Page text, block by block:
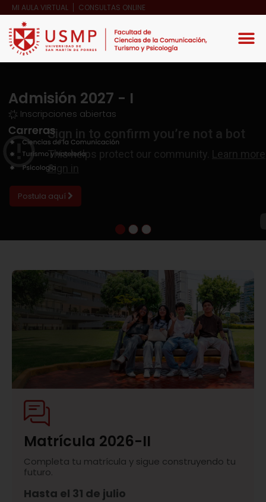
MI AULA VIRTUAL CONSULTAS ONLINE
Matrícula 2026-II
Completa tu matrícula y sigue construyendo tu
futuro.
Hasta el 31 de julio